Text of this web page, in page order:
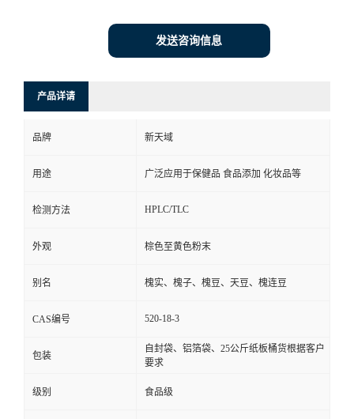
发送咨询信息
产品详请
品牌 新天域
用途 广泛应用于保健品 食品添加 化妆品等
检测方法 HPLC/TLC
外观 棕色至黄色粉末
别名 槐实、槐子、槐豆、天豆、槐连豆
CAS编号 520-18-3
包装
自封袋、铝箔袋、25公斤纸板桶货根据客户
要求
级别 食品级